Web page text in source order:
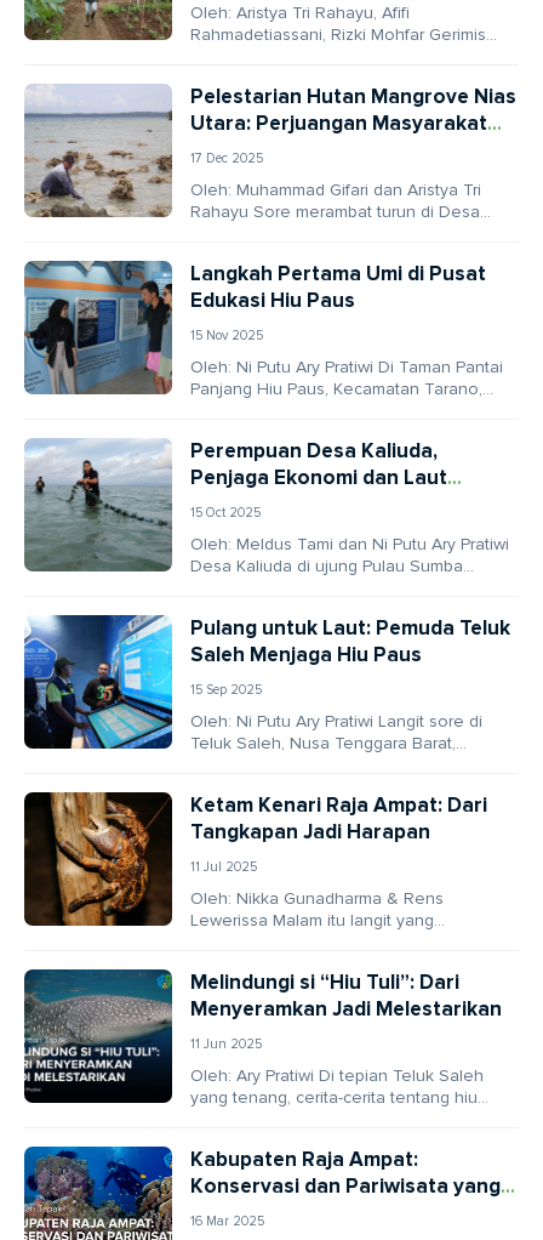
Oleh: Aristya Tri Rahayu, Afifi
Rahmadetiassani, Rizki Mohfar Gerimis
Pelestarian Hutan Mangrove Nias
Utara: Perjuangan Masyarakat
Jaga Teluk Ba’a
17 Dec 2025
Oleh: Muhammad Gifari dan Aristya Tri
Rahayu Sore merambat turun di Desa
Langkah Pertama Umi di Pusat
Edukasi Hiu Paus
15 Nov 2025
Oleh: Ni Putu Ary Pratiwi Di Taman Pantai
Panjang Hiu Paus, Kecamatan Tarano,
Perempuan Desa Kaliuda,
Penjaga Ekonomi dan Laut
Sumba
15 Oct 2025
Oleh: Meldus Tami dan Ni Putu Ary Pratiwi
Desa Kaliuda di ujung Pulau Sumba
Pulang untuk Laut: Pemuda Teluk
Saleh Menjaga Hiu Paus
15 Sep 2025
Oleh: Ni Putu Ary Pratiwi Langit sore di
Teluk Saleh, Nusa Tenggara Barat,
Ketam Kenari Raja Ampat: Dari
Tangkapan Jadi Harapan
11 Jul 2025
Oleh: Nikka Gunadharma & Rens
Lewerissa Malam itu langit yang
menyembunyikan...
Melindungi si “Hiu Tuli”: Dari
Menyeramkan Jadi Melestarikan
11 Jun 2025
Oleh: Ary Pratiwi Di tepian Teluk Saleh
yang tenang, cerita-cerita tentang hiu
Kabupaten Raja Ampat:
Konservasi dan Pariwisata yang
Menguntungkan
16 Mar 2025